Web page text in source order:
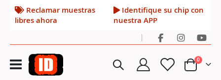
Reclamar muestras
libres ahora
Identifique su chip con
nuestra APP
|
Toggle
Nav Cart
0artículos